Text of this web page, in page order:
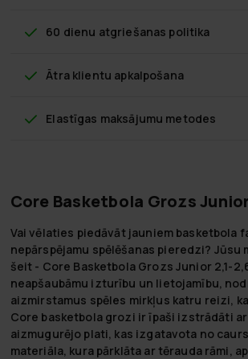
60 dienu atgriešanas politika
Ātra klientu apkalpošana
Elastīgas maksājumu metodes
Core Basketbola Grozs
Vai vēlaties piedāvāt jauniem basketbola
nepārspējamu spēlēšanas pieredzi? Jūsu
šeit - Core Basketbola Grozs Junior 2,1-
neapšaubāmu izturību un lietojamību,
aizmirstamus spēles mirkļus katru reizi,
Core basketbola grozi ir īpaši izstrādāti
aizmugurējo plati, kas izgatavota no
materiāla, kura pārklāta ar tērauda rāmi,